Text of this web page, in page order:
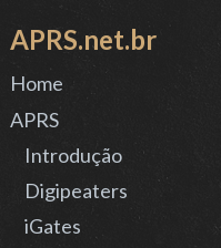
APRS.net.br
Home
APRS
Introdução
Digipeaters
iGates